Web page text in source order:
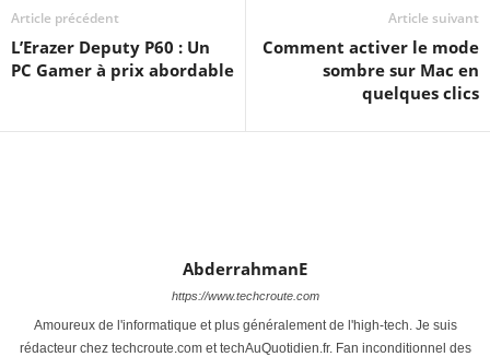
Article précédent
L’Erazer Deputy P60 : Un
PC Gamer à prix abordable
Article suivant
Comment activer le mode
sombre sur Mac en
quelques clics
AbderrahmanE
https://www.techcroute.com
Amoureux de l'informatique et plus généralement de l'high-tech. Je suis
rédacteur chez techcroute.com et techAuQuotidien.fr. Fan inconditionnel des